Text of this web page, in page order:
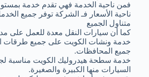
فمن ناحية الخدمة فهي تقدم خدمة
ناحية الأسعار فـ الشركة توفر جميع
متناول الجميع
كما أن سيارات النقل معدة للعمل على مدار ال
خدمة ونشات الكويت على جميع طرقات
جميع المحافظات.
خدمة سطحة هيدروليك الكويت مناسبة
السيارات منها الكبيرة والصغيرة.